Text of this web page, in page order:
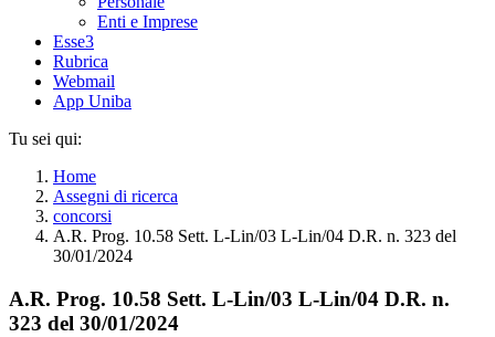
Enti e Imprese
Esse3
Rubrica
Webmail
App Uniba
Tu sei qui:
Home
Assegni di ricerca
concorsi
A.R. Prog. 10.58 Sett. L-Lin/03 L-Lin/04 D.R. n. 323 del
30/01/2024
A.R. Prog. 10.58 Sett. L-Lin/03 L-Lin/04 D.R. n.
323 del 30/01/2024